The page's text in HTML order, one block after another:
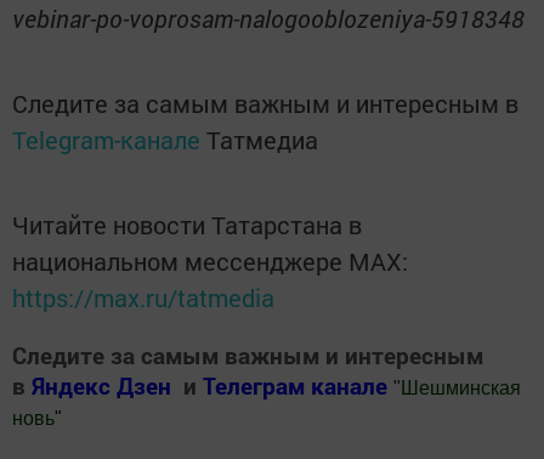
vebinar-po-voprosam-nalogooblozeniya-5918348
Следите за самым важным и интересным в
Telegram-канале Татмедиа
Читайте новости Татарстана в
национальном мессенджере MАХ:
https://max.ru/tatmedia
Следите за самым важным и интересным
в Яндекс Дзен и Телеграм канале " Шешминская
новь"